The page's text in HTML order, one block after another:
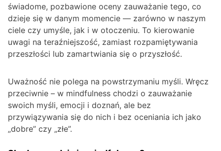
świadome, pozbawione oceny zauważanie tego, co
dzieje się w danym momencie — zarówno w naszym
ciele czy umyśle, jak i w otoczeniu. To kierowanie
uwagi na teraźniejszość, zamiast rozpamiętywania
przeszłości lub zamartwiania się o przyszłość.
Uważność nie polega na powstrzymaniu myśli. Wręcz
przeciwnie – w mindfulness chodzi o zauważanie
swoich myśli, emocji i doznań, ale bez
przywiązywania się do nich i bez oceniania ich jako
„dobre” czy „złe”.